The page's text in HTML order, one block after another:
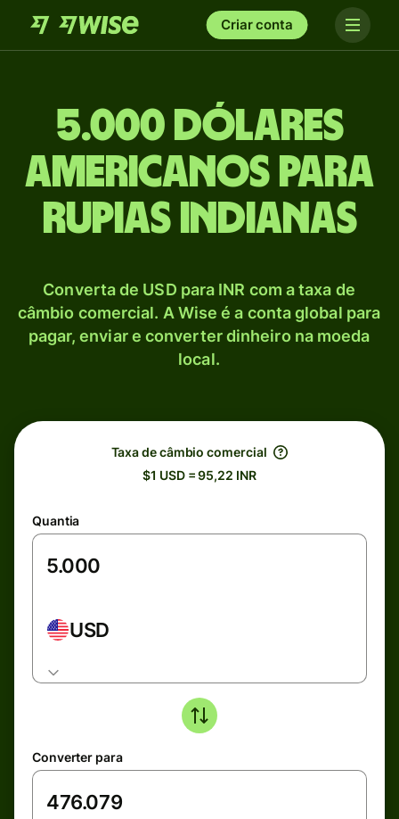
Criar conta
5.000 Dólares
americanos para
Rupias indianas
Converta de USD para INR com a taxa de
câmbio comercial. A Wise é a conta global para
pagar, enviar e converter dinheiro na moeda
local.
Taxa de câmbio comercial
$1 USD = 95,22 INR
Quantia
USD
Converter para